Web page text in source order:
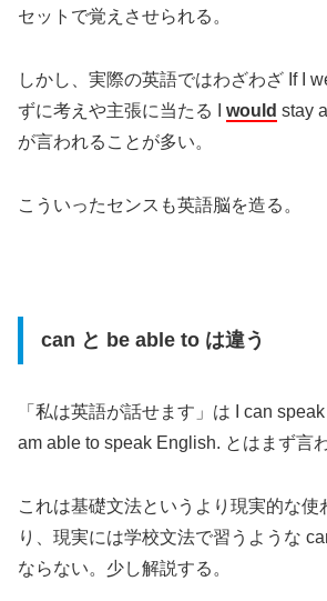
セットで覚えさせられる。
しかし、実際の英語ではわざわざ If I
ずに考えや主張に当たる I would stay
が言われることが多い。
こういったセンスも英語脳を造る。
can と be able to は違う
「私は英語が話せます」は I can speak
am able to speak English. とはまず言
これは基礎文法というより現実的な使
り、現実には学校文法で習うような
ならない。少し解説する。